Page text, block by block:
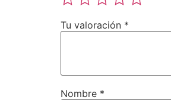
Tu valoración *
Nombre *